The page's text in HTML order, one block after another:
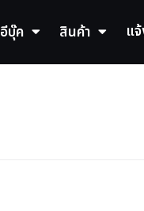
อีบุ๊ค สินค้า แ